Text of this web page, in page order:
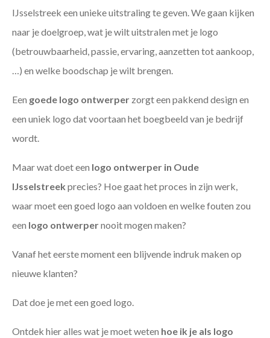
IJsselstreek een unieke uitstraling te geven. We gaan kijken
naar je doelgroep, wat je wilt uitstralen met je logo
(betrouwbaarheid, passie, ervaring, aanzetten tot aankoop,
…) en welke boodschap je wilt brengen.
Een goede logo ontwerper zorgt een pakkend design en
een uniek logo dat voortaan het boegbeeld van je bedrijf
wordt.
Maar wat doet een logo ontwerper in Oude
IJsselstreek precies? Hoe gaat het proces in zijn werk,
waar moet een goed logo aan voldoen en welke fouten zou
een logo ontwerpernooit mogen maken?
Vanaf het eerste moment een blijvende indruk maken op
nieuwe klanten?
Dat doe je met een goed logo.
Ontdek hier alles wat je moet weten hoe ik je als logo